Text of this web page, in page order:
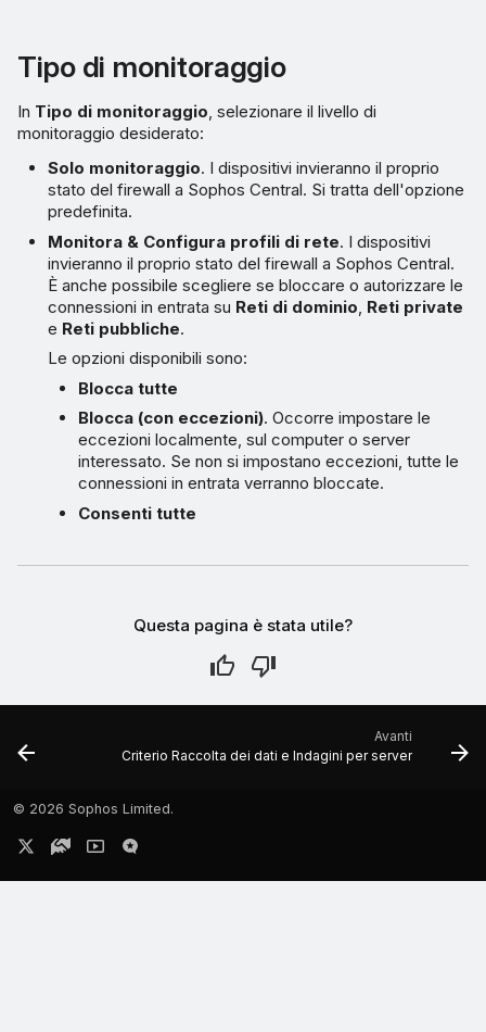
Tipo di monitoraggio
In Tipo di monitoraggio, selezionare il livello di
monitoraggio desiderato:
Solo monitoraggio. I dispositivi invieranno il proprio
stato del firewall a Sophos Central. Si tratta dell'opzione
predefinita.
Monitora & Configura profili di rete. I dispositivi
invieranno il proprio stato del firewall a Sophos Central.
È anche possibile scegliere se bloccare o autorizzare le
connessioni in entrata su Reti di dominio Reti private
e Reti pubbliche.
Le opzioni disponibili sono:
Blocca tutte
Blocca (con eccezioni). Occorre impostare le
eccezioni localmente, sul computer o server
interessato. Se non si impostano eccezioni, tutte le
connessioni in entrata verranno bloccate.
Consenti tutte
Questa pagina è stata utile?
Avanti
Criterio Raccolta dei dati e Indagini per server
© 2026 Sophos Limited.